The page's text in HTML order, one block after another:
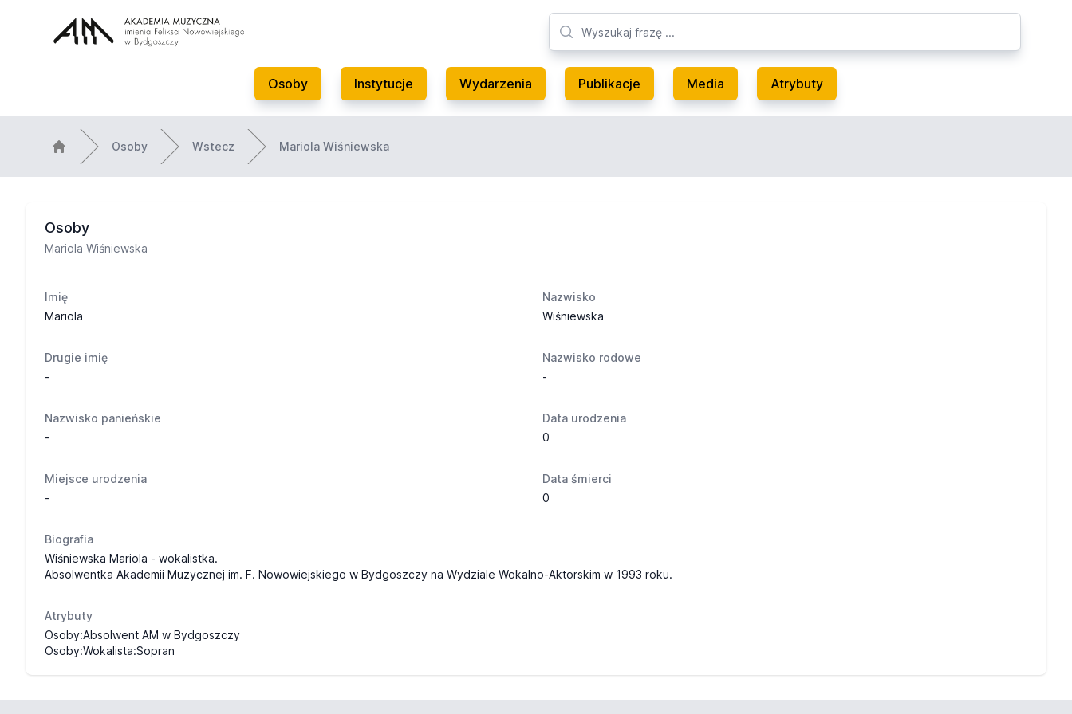
Osoby Instytucje Wydarzenia Publikacje Media Atrybuty
Osoby Wstecz Mariola Wiśniewska
Osoby
Mariola Wiśniewska
Imię
Mariola
Nazwisko
Wiśniewska
Drugie imię
-
Nazwisko rodowe
-
Nazwisko panieńskie
-
Data urodzenia
0
Miejsce urodzenia
-
Data śmierci
0
Biografia
Wiśniewska Mariola - wokalistka.
Absolwentka Akademii Muzycznej im. F. Nowowiejskiego w Bydgoszczy na Wydziale Wokalno-Aktorskim w 1993 roku.
Atrybuty
Osoby:Absolwent AM w Bydgoszczy
Osoby:Wokalista:Sopran